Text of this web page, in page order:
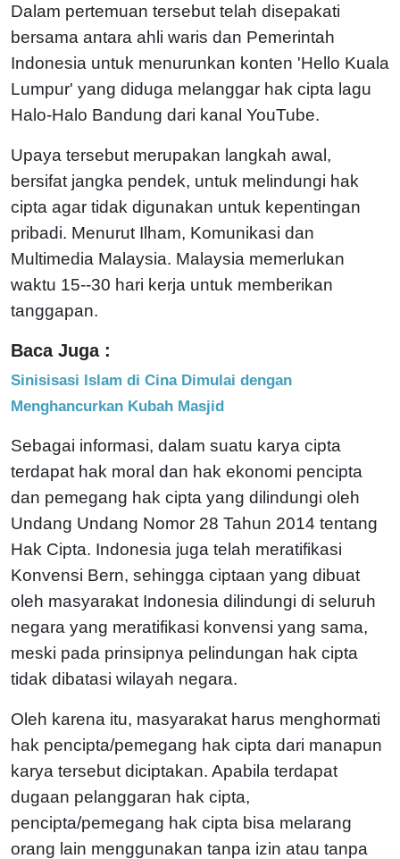
Dalam pertemuan tersebut telah disepakati
bersama antara ahli waris dan Pemerintah
Indonesia untuk menurunkan konten 'Hello Kuala
Lumpur' yang diduga melanggar hak cipta lagu
Halo-Halo Bandung dari kanal YouTube.
Upaya tersebut merupakan langkah awal,
bersifat jangka pendek, untuk melindungi hak
cipta agar tidak digunakan untuk kepentingan
pribadi. Menurut Ilham, Komunikasi dan
Multimedia Malaysia. Malaysia memerlukan
waktu 15--30 hari kerja untuk memberikan
tanggapan.
Baca Juga :
Sinisisasi Islam di Cina Dimulai dengan
Menghancurkan Kubah Masjid
Sebagai informasi, dalam suatu karya cipta
terdapat hak moral dan hak ekonomi pencipta
dan pemegang hak cipta yang dilindungi oleh
Undang Undang Nomor 28 Tahun 2014 tentang
Hak Cipta. Indonesia juga telah meratifikasi
Konvensi Bern, sehingga ciptaan yang dibuat
oleh masyarakat Indonesia dilindungi di seluruh
negara yang meratifikasi konvensi yang sama,
meski pada prinsipnya pelindungan hak cipta
tidak dibatasi wilayah negara.
Oleh karena itu, masyarakat harus menghormati
hak pencipta/pemegang hak cipta dari manapun
karya tersebut diciptakan. Apabila terdapat
dugaan pelanggaran hak cipta,
pencipta/pemegang hak cipta bisa melarang
orang lain menggunakan tanpa izin atau tanpa